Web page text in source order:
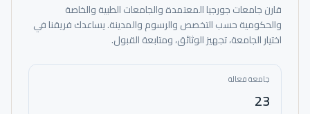
قارن جامعات جورجيا المعتمدة والجامعات الطبية والخاصة
والحكومية حسب التخصص والرسوم والمدينة. يساعدك فريقنا في
اختيار الجامعة، تجهيز الوثائق، ومتابعة القبول.
جامعة فعالة
23